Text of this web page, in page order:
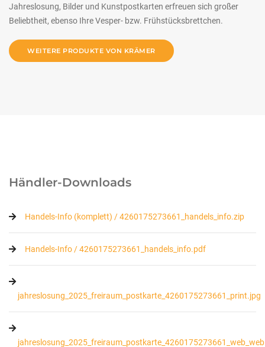
Jahreslosung, Bilder und Kunstpostkarten erfreuen sich großer
Beliebtheit, ebenso Ihre Vesper- bzw. Frühstücksbrettchen.
WEITERE PRODUKTE VON KRÄMER
Händler-Downloads
Handels-Info (komplett) / 4260175273661_handels_info.zip
Handels-Info / 4260175273661_handels_info.pdf
jahreslosung_2025_freiraum_postkarte_4260175273661_print.jpg